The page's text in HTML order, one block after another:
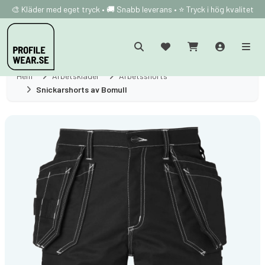
🎨 Kläder med eget tryck • 🚚 Snabb leverans • ⭐ Tryck i hög kvalitet
Hem Arbetskläder
Arbetsshorts
Snickarshorts av Bomull